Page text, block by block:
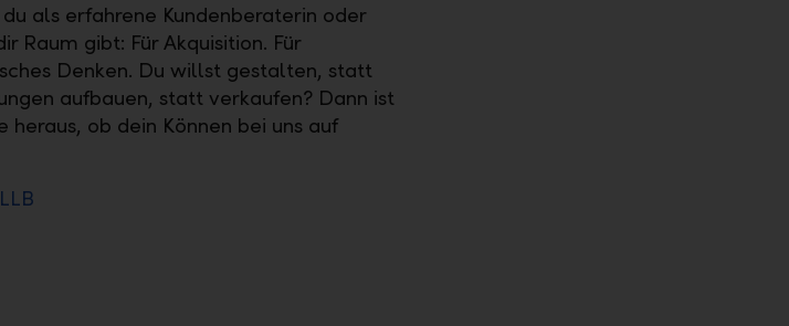
als erfahrene Kundenberaterin oder
Raum gibt: Für Akquisition. Für
Denken. Du willst gestalten, statt
aufbauen, statt verkaufen? Dann ist
ob dein Können bei uns auf